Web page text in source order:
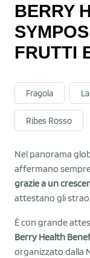
BERRY
FRUTTI
Fragola
Ribes Rosso
Nel panorama
affermano
grazie a un
attestano gli
È con grande
Berry Health
organizzato dalla